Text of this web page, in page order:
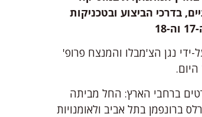
בדרכי הביצוע ובטכניקות
נוסדה בשנת 1989 על-ידי נגן הצ'מבלו והמנצח פרופ'
ברחבי הארץ: החל מביתה
ברונפמן בתל אביב ולאומנויות